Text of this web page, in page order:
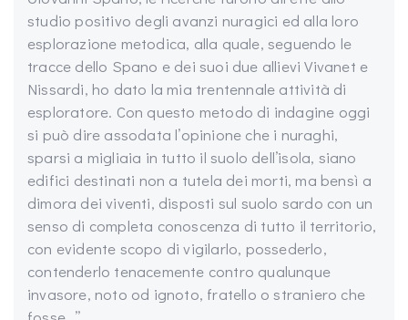
studio positivo degli avanzi nuragici ed alla loro
esplorazione metodica, alla quale, seguendo le
tracce dello Spano e dei suoi due allievi Vivanet e
Nissardi, ho dato la mia trentennale attività di
esploratore. Con questo metodo di indagine oggi
si può dire assodata l’opinione che i nuraghi,
sparsi a migliaia in tutto il suolo dell’isola, siano
edifici destinati non a tutela dei morti, ma bensì a
dimora dei viventi, disposti sul suolo sardo con un
senso di completa conoscenza di tutto il territorio,
con evidente scopo di vigilarlo, possederlo,
contenderlo tenacemente contro qualunque
invasore, noto od ignoto, fratello o straniero che